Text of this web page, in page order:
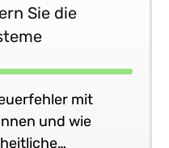
Sie die
mit
und wie